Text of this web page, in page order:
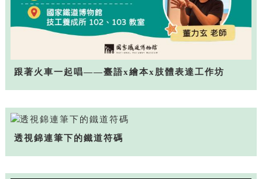
跟著火車一起唱——臺語x繪本x肢體表達工作坊
透視錦連筆下的鐵道符碼